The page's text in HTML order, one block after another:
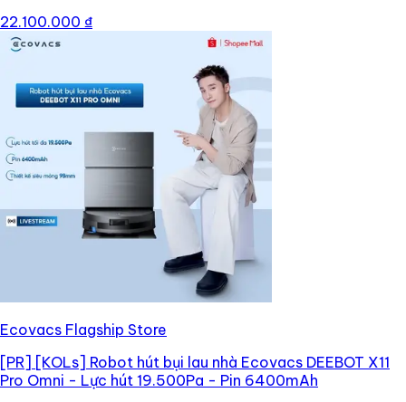
22.100.000 ₫
Ecovacs Flagship Store
[PR] [KOLs] Robot hút bụi lau nhà Ecovacs DEEBOT X11
Pro Omni - Lực hút 19.500Pa - Pin 6400mAh